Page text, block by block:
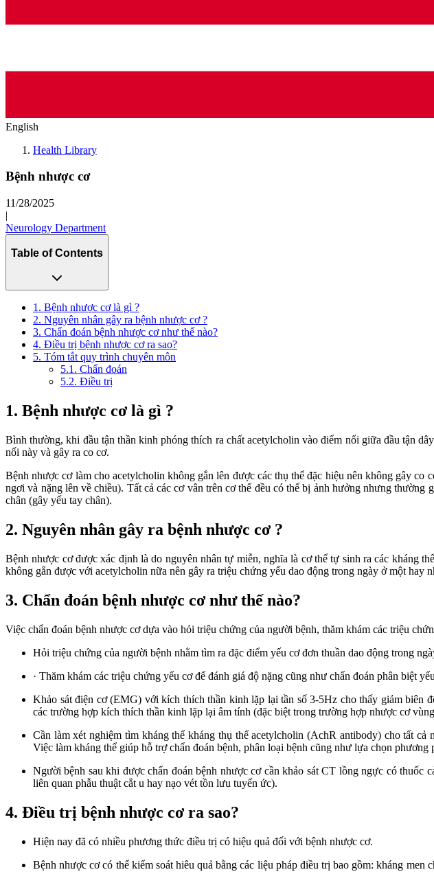
English
Health Library
Bệnh nhược cơ
11/28/2025
|
Neurology Department
Table of Contents
1. Bệnh nhược cơ là gì ?
2. Nguyên nhân gây ra bệnh nhược cơ ?
3. Chẩn đoán bệnh nhược cơ như thế nào?
4. Điều trị bệnh nhược cơ ra sao?
5. Tóm tắt quy trình chuyên môn
5.1. Chẩn đoán
5.2. Điều trị
1. Bệnh nhược cơ là gì ?
Bình thường, khi đầu tận thần kinh phóng thích ra chất acetylcholin vào điểm nối giữa đầu tận
nối này và gây ra co cơ.
Bệnh nhược cơ làm cho acetylcholin không gắn lên được các thụ thể đặc hiệu nên không gây
ngơi và nặng lên về chiều). Tất cả các cơ vân trên cơ thể đều có thể bị ảnh hưởng nhưng
chân (gây yếu tay chân).
2. Nguyên nhân gây ra bệnh nhược cơ ?
Bệnh nhược cơ được xác định là do nguyên nhân tự miễn, nghĩa là cơ thể tự sinh ra các kháng
không gắn được với acetylcholin nữa nên gây ra triệu chứng yếu dao động trong ngày ở một hay
3. Chẩn đoán bệnh nhược cơ như thế nào?
Việc chẩn đoán bệnh nhược cơ dựa vào hỏi triệu chứng của người bệnh, thăm khám các triệu
Hỏi triệu chứng của người bệnh nhằm tìm ra đặc điểm yếu cơ đơn thuần dao động trong
· Thăm khám các triệu chứng yếu cơ để đánh giá độ nặng cũng như chẩn đoán phân biệt
Khảo sát điện cơ (EMG) với kích thích thần kinh lặp lại tần số 3-5Hz cho thấy giảm biên
các trường hợp kích thích thần kinh lặp lại âm tính (đặc biệt trong trường hợp nhược cơ
Cần làm xét nghiệm tìm kháng thể kháng thụ thể acetylcholin (AchR antibody) cho tất
Việc làm kháng thể giúp hỗ trợ chẩn đoán bệnh, phân loại bệnh cũng như lựa chọn phương
Người bệnh sau khi được chẩn đoán bệnh nhược cơ cần khảo sát CT lồng ngực có
liên quan phẫu thuật cắt u hay nạo vét tồn lưu tuyến ức).
4. Điều trị bệnh nhược cơ ra sao?
Hiện nay đã có nhiều phương thức điều trị có hiệu quả đối với bệnh nhược cơ.
Bệnh nhược cơ có thể kiểm soát hiêu quả bằng các liệu pháp điều trị bao gồm: kháng